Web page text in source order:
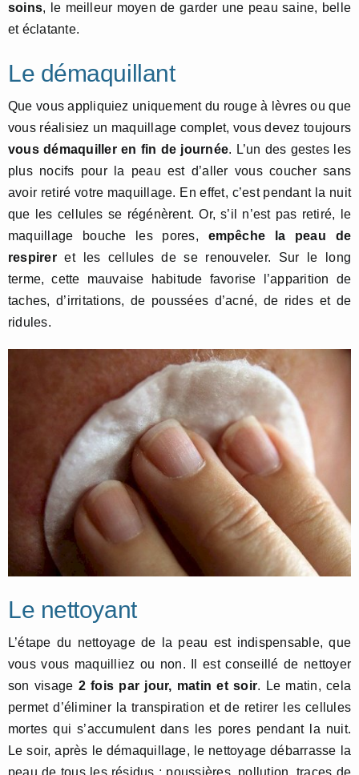
soins, le meilleur moyen de garder une peau saine, belle
et éclatante.
Le démaquillant
Que vous appliquiez uniquement du rouge à lèvres ou que
vous réalisiez un maquillage complet, vous devez toujours
vous démaquiller en fin de journée. L’un des gestes les
plus nocifs pour la peau est d’aller vous coucher sans
avoir retiré votre maquillage. En effet, c’est pendant la nuit
que les cellules se régénèrent. Or, s’il n’est pas retiré, le
maquillage bouche les pores, empêche la peau de
respireret les cellules de se renouveler. Sur le long
terme, cette mauvaise habitude favorise l’apparition de
taches, d’irritations, de poussées d’acné, de rides et de
ridules.
Le nettoyant
L’étape du nettoyage de la peau est indispensable, que
vous vous maquilliez ou non. Il est conseillé de nettoyer
son visage 2 fois par jour, matin et soir. Le matin, cela
permet d’éliminer la transpiration et de retirer les cellules
mortes qui s’accumulent dans les pores pendant la nuit.
Le soir, après le démaquillage, le nettoyage débarrasse la